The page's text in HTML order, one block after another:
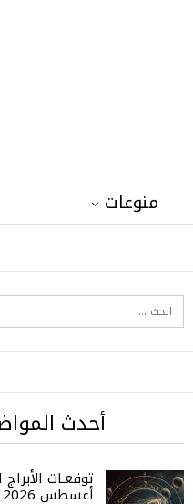
منوعات
أحدث
أغسطس 2026